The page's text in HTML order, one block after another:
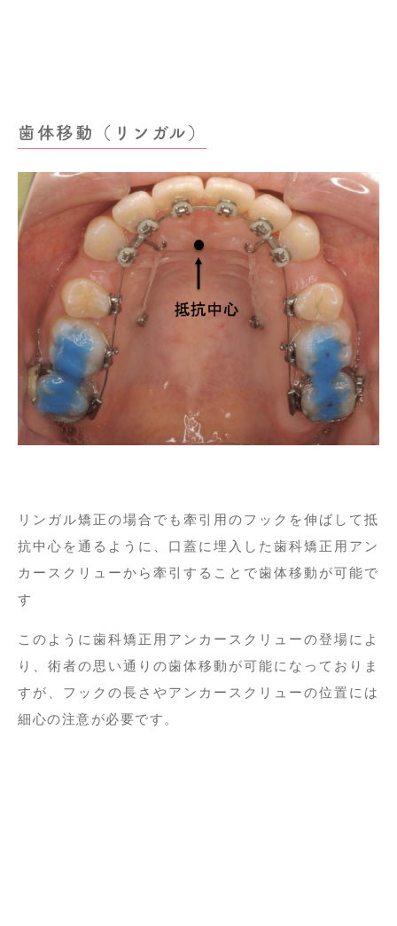
歯体移動（リンガル）
リンガル矯正の場合でも牽引用のフックを伸ばして抵
抗中心を通るように、口蓋に埋入した歯科矯正用アン
カースクリューから牽引することで歯体移動が可能で
す
このように歯科矯正用アンカースクリューの登場によ
り、術者の思い通りの歯体移動が可能になっておりま
すが、フックの長さやアンカースクリューの位置には
細心の注意が必要です。